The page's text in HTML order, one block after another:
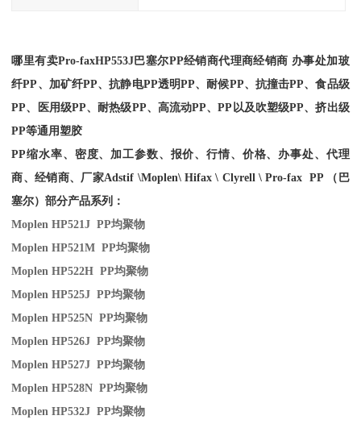
哪里有卖Pro-faxHP553J巴塞尔PP经销商代理商经销商 办事处加玻
纤PP、加矿纤PP、抗静电PP透明PP、耐候PP、抗撞击PP、食品级
PP、医用级PP、耐热级PP、高流动PP、PP以及吹塑级PP、挤出级
PP等通用塑胶
PP缩水率、密度、加工参数、报价、行情、价格、办事处、代理
商、经销商、厂家Adstif \Moplen\ Hifax \ Clyrell \ Pro-fax PP （巴
塞尔）部分产品系列：
Moplen HP521J PP均聚物
Moplen HP521M PP均聚物
Moplen HP522H PP均聚物
Moplen HP525J PP均聚物
Moplen HP525N PP均聚物
Moplen HP526J PP均聚物
Moplen HP527J PP均聚物
Moplen HP528N PP均聚物
Moplen HP532J PP均聚物